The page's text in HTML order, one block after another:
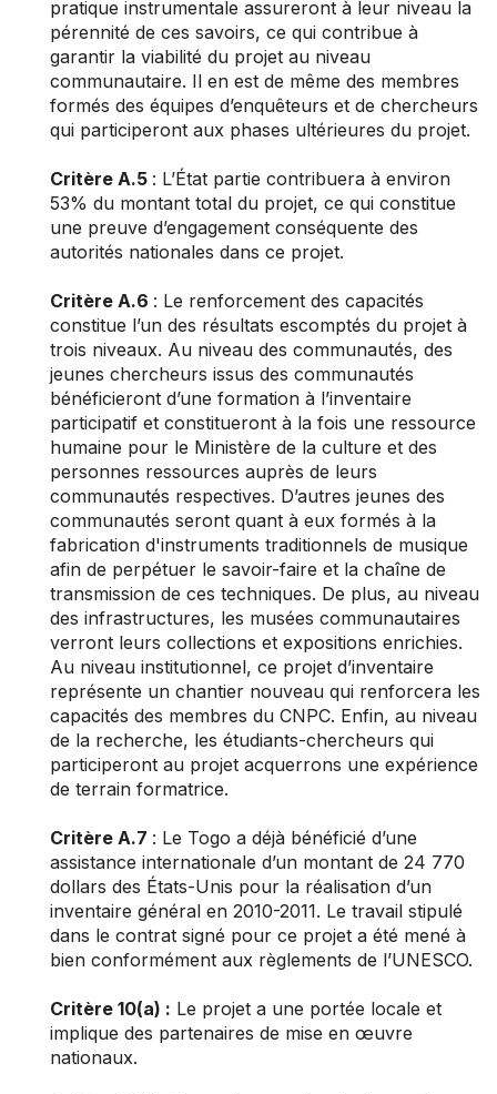
pratique instrumentale assureront à leur niveau la
pérennité de ces savoirs, ce qui contribue à
garantir la viabilité du projet au niveau
communautaire. Il en est de même des membres
formés des équipes d’enquêteurs et de chercheurs
qui participeront aux phases ultérieures du projet.
Critère A.5 : L’État partie contribuera à environ
53% du montant total du projet, ce qui constitue
une preuve d’engagement conséquente des
autorités nationales dans ce projet.
Critère A.6 : Le renforcement des capacités
constitue l’un des résultats escomptés du projet à
trois niveaux. Au niveau des communautés, des
jeunes chercheurs issus des communautés
bénéficieront d’une formation à l’inventaire
participatif et constitueront à la fois une ressource
humaine pour le Ministère de la culture et des
personnes ressources auprès de leurs
communautés respectives. D’autres jeunes des
communautés seront quant à eux formés à la
fabrication d'instruments traditionnels de musique
afin de perpétuer le savoir-faire et la chaîne de
transmission de ces techniques. De plus, au niveau
des infrastructures, les musées communautaires
verront leurs collections et expositions enrichies.
Au niveau institutionnel, ce projet d’inventaire
représente un chantier nouveau qui renforcera les
capacités des membres du CNPC. Enfin, au niveau
de la recherche, les étudiants-chercheurs qui
participeront au projet acquerrons une expérience
de terrain formatrice.
Critère A.7 : Le Togo a déjà bénéficié d’une
assistance internationale d’un montant de 24 770
dollars des États-Unis pour la réalisation d’un
inventaire général en 2010-2011. Le travail stipulé
dans le contrat signé pour ce projet a été mené à
bien conformément aux règlements de l’UNESCO.
Critère 10(a) : Le projet a une portée locale et
implique des partenaires de mise en œuvre
nationaux.